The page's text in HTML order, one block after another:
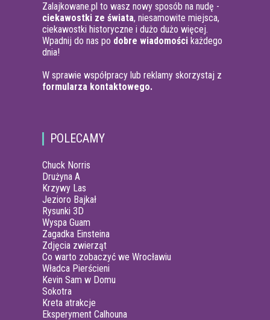
Zalajkowane.pl to wasz nowy sposób na nudę -
ciekawostki ze świata, niesamowite miejsca,
ciekawostki historyczne i dużo dużo więcej.
Wpadnij do nas po dobre wiadomości każdego
dnia!
W sprawie współpracy lub reklamy skorzystaj z
formularza kontaktowego.
POLECAMY
Chuck Norris
Drużyna A
Krzywy Las
Jezioro Bajkał
Rysunki 3D
Wyspa Guam
Zagadka Einsteina
Zdjęcia zwierząt
Co warto zobaczyć we Wrocławiu
Władca Pierścieni
Kevin Sam w Domu
Sokotra
Kreta atrakcje
Eksperyment Calhouna